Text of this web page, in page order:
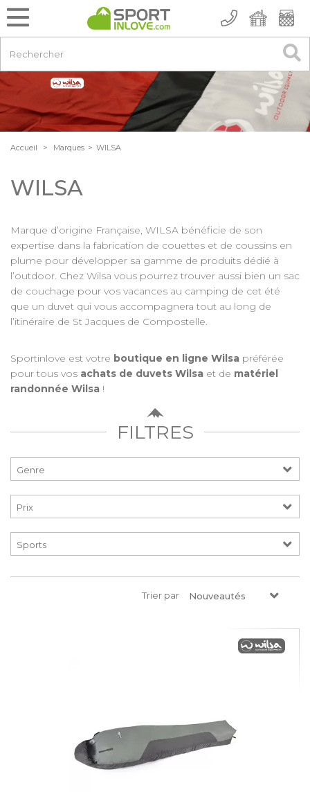
Accueil > Marques > WILSA
WILSA
Marque d’origine Française, WILSA bénéficie de son
expertise dans la fabrication de couettes et de coussins en
plume pour développer sa gamme de produits dédié à
l’outdoor. Chez Wilsa vous pourrez trouver aussi bien un sac
de couchage pour vos vacances au camping de cet été
que un duvet qui vous accompagnera tout au long de
l’itinéraire de St Jacques de Compostelle.
Sportinlove est votre boutique en ligne Wilsa préférée
pour tous vos achats de duvets Wilsa et de matériel
randonnée Wilsa !
FILTRES
Prix
Trier par Nouveautés